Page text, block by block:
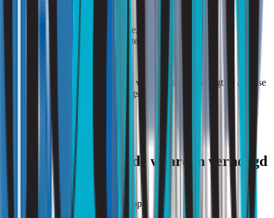
juiste luchtvolumes,
geschikte filters,
vermijden van contaminatie,
correct transport van monsters.
Omdat endotoxinen gevoelig zijn voor verstoring, vraagt de analyse
om een zorgvuldige bemonsteringsstrategie.
Wat kun je doen als de waarden verhoogd
zijn?
Beheersmaatregelen richten zich op: